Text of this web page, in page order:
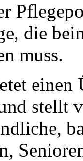
die
muss.
einen
stellt